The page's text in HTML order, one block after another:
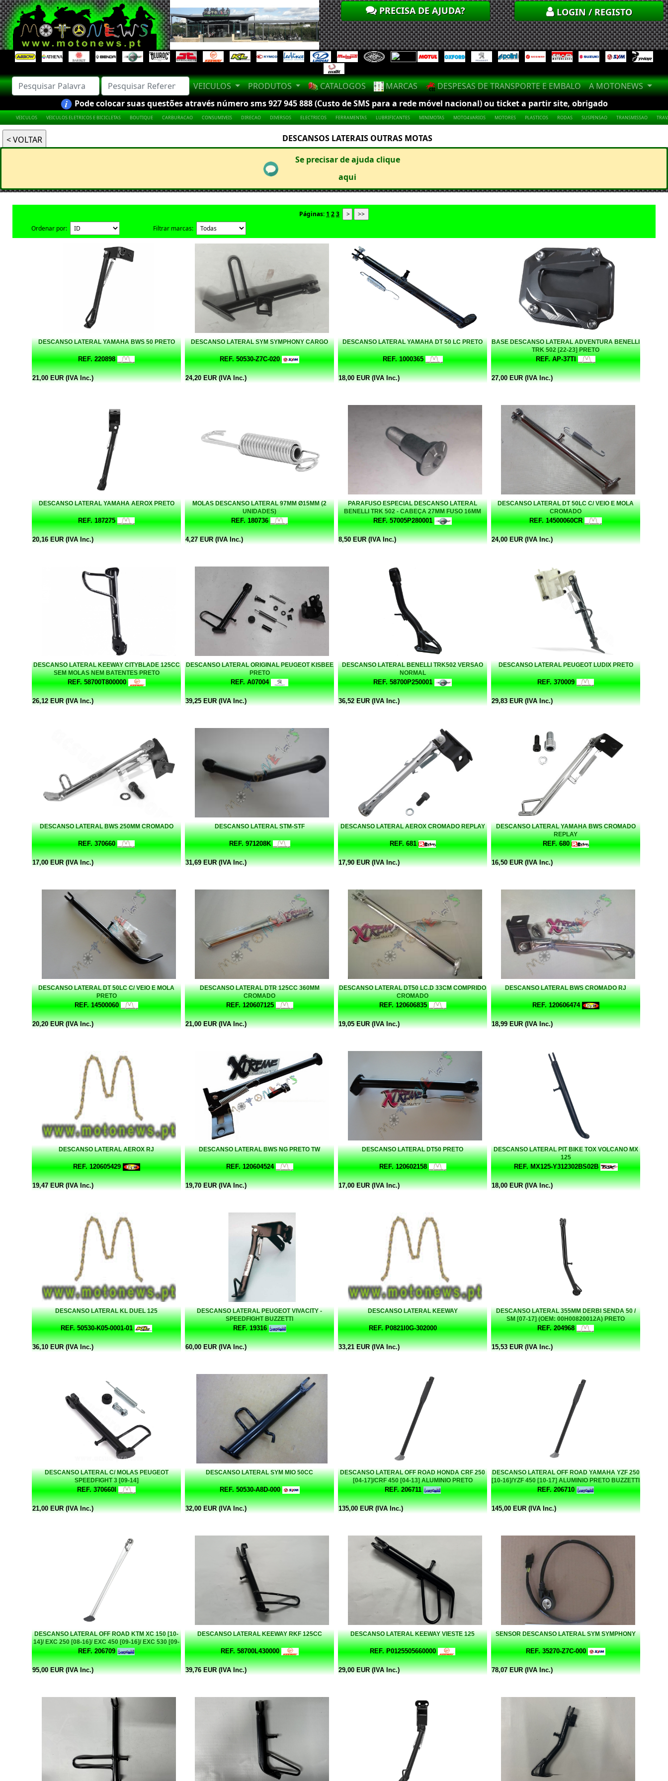
PRECISA DE AJUDA? LOGIN / REGISTO
VEICULOS PRODUTOS CATALOGOS MARCAS DESPESAS DE TRANSPORTE E EMBALO
A MOTONEWS
Pode colocar suas questões através número sms 927 945 888 (Custo de SMS para a rede móvel nacional) ou ticket a partir site, obrigado
VEICULOS VEICULOS ELETRICOS E BICICLETAS BOUTIQUE CARBURACAO CONSUMIVEIS DIRECAO DIVERSOS ELECTRICOS FERRAMENTAS LUBRIFICANTES MINIMOTAS MOTO4.VARIOS MOTORES PLASTICOS RODAS SUSPENSAO TRANSMISSAO
DESCANSOS LATERAIS OUTRAS MOTAS
Se precisar de ajuda clique
aqui
Páginas:1 23
Ordenar por:
Filtrar marcas:
DESCANSO LATERAL YAMAHA BWS 50 PRETO
REF. 220898
21,00 EUR (IVA Inc.)
DESCANSO LATERAL SYM SYMPHONY CARGO
REF. 50530-Z7C-020
24,20 EUR (IVA Inc.)
DESCANSO LATERAL YAMAHA DT 50 LC PRETO
REF. 1000365
18,00 EUR (IVA Inc.)
BASE DESCANSO LATERAL ADVENTURA BENELLI
TRK 502 [22-23] PRETO
REF. AP-37TI
27,00 EUR (IVA Inc.)
DESCANSO LATERAL YAMAHA AEROX PRETO
REF. 187275
20,16 EUR (IVA Inc.)
MOLAS DESCANSO LATERAL 97MM Ø15MM (2
UNIDADES)
REF. 180736
4,27 EUR (IVA Inc.)
PARAFUSO ESPECIAL DESCANSO LATERAL
BENELLI TRK 502 - CABEÇA 27MM FUSO 16MM
REF. 57005P280001
8,50 EUR (IVA Inc.)
DESCANSO LATERAL DT 50LC C/ VEIO E MOLA
CROMADO
REF. 14500060CR
24,00 EUR (IVA Inc.)
DESCANSO LATERAL KEEWAY CITYBLADE 125CC
SEM MOLAS NEM BATENTES PRETO
REF. 58700T800000
26,12 EUR (IVA Inc.)
DESCANSO LATERAL ORIGINAL PEUGEOT KISBEE
PRETO
REF. A07004
39,25 EUR (IVA Inc.)
DESCANSO LATERAL BENELLI TRK502 VERSAO
NORMAL
REF. 58700P250001
36,52 EUR (IVA Inc.)
DESCANSO LATERAL PEUGEOT LUDIX PRETO
REF. 370009
29,83 EUR (IVA Inc.)
DESCANSO LATERAL BWS 250MM CROMADO
REF. 370660
17,00 EUR (IVA Inc.)
DESCANSO LATERAL STM-STF
REF. 971208K
31,69 EUR (IVA Inc.)
DESCANSO LATERAL AEROX CROMADO REPLAY
REF. 681
17,90 EUR (IVA Inc.)
DESCANSO LATERAL YAMAHA BWS CROMADO
REPLAY
REF. 680
16,50 EUR (IVA Inc.)
DESCANSO LATERAL DT 50LC C/ VEIO E MOLA
PRETO
REF. 14500060
20,20 EUR (IVA Inc.)
DESCANSO LATERAL DTR 125CC 360MM
CROMADO
REF. 120607125
21,00 EUR (IVA Inc.)
DESCANSO LATERAL DT50 LC.D 33CM COMPRIDO
CROMADO
REF. 120606835
19,05 EUR (IVA Inc.)
DESCANSO LATERAL BWS CROMADO RJ
REF. 120606474
18,99 EUR (IVA Inc.)
DESCANSO LATERAL AEROX RJ
REF. 120605429
19,47 EUR (IVA Inc.)
DESCANSO LATERAL BWS NG PRETO TW
REF. 120604524
19,70 EUR (IVA Inc.)
DESCANSO LATERAL DT50 PRETO
REF. 120602158
17,00 EUR (IVA Inc.)
DESCANSO LATERAL PIT BIKE TOX VOLCANO MX
125
REF. MX125-Y312302BS02B
18,00 EUR (IVA Inc.)
DESCANSO LATERAL KL DUEL 125
REF. 50530-K05-0001-01
36,10 EUR (IVA Inc.)
DESCANSO LATERAL PEUGEOT VIVACITY -
SPEEDFIGHT BUZZETTI
REF. 19316
60,00 EUR (IVA Inc.)
DESCANSO LATERAL KEEWAY
REF. P0821I0G-302000
33,21 EUR (IVA Inc.)
DESCANSO LATERAL 355MM DERBI SENDA 50 /
SM [07-17] (OEM: 00H00820012A) PRETO
REF. 204968
15,53 EUR (IVA Inc.)
DESCANSO LATERAL C/ MOLAS PEUGEOT
SPEEDFIGHT 3 [09-14]
REF. 370660I
21,00 EUR (IVA Inc.)
DESCANSO LATERAL SYM MIO 50CC
REF. 50530-A8D-000
32,00 EUR (IVA Inc.)
DESCANSO LATERAL OFF ROAD HONDA CRF 250
[04-17]/CRF 450 [04-13] ALUMINIO PRETO
BUZZETTI
REF. 206711
135,00 EUR (IVA Inc.)
DESCANSO LATERAL OFF ROAD YAMAHA YZF 250
[10-16]/YZF 450 [10-17] ALUMINIO PRETO BUZZETTI
REF. 206710
145,00 EUR (IVA Inc.)
DESCANSO LATERAL OFF ROAD KTM XC 150 [10-
14]/ EXC 250 [08-16]/ EXC 450 [09-16]/ EXC 530 [09-
11] ALUMINIO BUZZETTI
REF. 206709
95,00 EUR (IVA Inc.)
DESCANSO LATERAL KEEWAY RKF 125CC
REF. 58700L430000
39,76 EUR (IVA Inc.)
DESCANSO LATERAL KEEWAY VIESTE 125
REF. P0125505660000
29,00 EUR (IVA Inc.)
SENSOR DESCANSO LATERAL SYM SYMPHONY
REF. 35270-Z7C-000
78,07 EUR (IVA Inc.)